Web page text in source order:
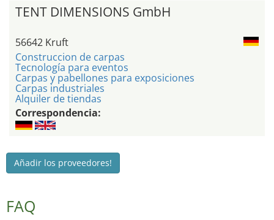
TENT DIMENSIONS GmbH
56642 Kruft
Construccion de carpas
Tecnología para eventos
Carpas y pabellones para exposiciones
Carpas industriales
Alquiler de tiendas
Correspondencia:
Añadir los proveedores!
FAQ